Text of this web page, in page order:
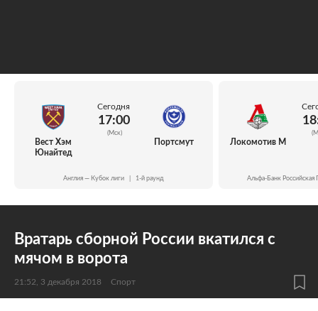
Вест Хэм
Юнайтед
Сегодня
17:00
(Мск)
Портсмут
Англия — Кубок лиги 1-й раунд
Локомотив М
Альфа-Банк Российская
Вратарь сборной России вкатился с
мячом в ворота
21:52, 3 декабря 2018 Спорт